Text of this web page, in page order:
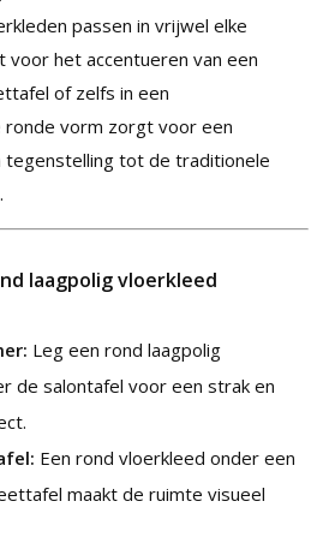
passen in vrijwel elke
voor het accentueren van een
of zelfs in een
ronde vorm zorgt voor een
tegenstelling tot de traditionele
laagpolig vloerkleed
Leg een rond laagpolig
de salontafel voor een strak en
Een rond vloerkleed onder een
maakt de ruimte visueel